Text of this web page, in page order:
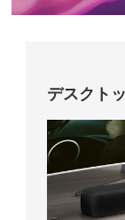
デスクト